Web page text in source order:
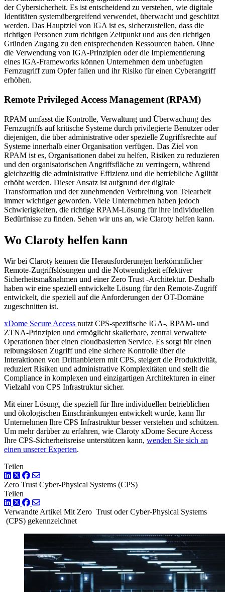
der Cybersicherheit. Es ist entscheidend zu verstehen, wie digitale
Identitäten systemübergreifend verwendet, überwacht und geschützt
werden. Das Hauptziel von IGA ist es, sicherzustellen, dass die
richtigen Personen zum richtigen Zeitpunkt und aus den richtigen
Gründen Zugang zu den entsprechenden Ressourcen haben. Ohne
die Verwendung von IGA-Prinzipien oder die Implementierung
eines IGA-Frameworks können Unternehmen dem unbefugten
Fernzugriff zum Opfer fallen und ihr Risiko für einen Cyberangriff
erhöhen.
Remote Privileged Access Management (RPAM)
RPAM umfasst die Kontrolle, Verwaltung und Überwachung des
Fernzugriffs auf kritische Systeme durch privilegierte Benutzer oder
diejenigen, die über administrative oder spezielle Zugriffsrechte auf
Systeme innerhalb einer Organisation verfügen. Das Ziel von
RPAM ist es, Organisationen dabei zu helfen, Risiken zu reduzieren
und den organisatorischen Angriffsfläche zu verringern, während
gleichzeitig die administrative Effizienz und die betriebliche Agilität
erhöht werden. Dieser Ansatz ist aufgrund der digitale
Transformation und der zunehmenden Verbreitung von Telearbeit
immer wichtiger geworden. Viele Unternehmen haben jedoch
Schwierigkeiten, die richtige RPAM-Lösung für ihre individuellen
Bedürfnisse zu finden. Sehen wir uns an, wie Claroty helfen kann.
Wo Claroty helfen kann
Wir bei Claroty kennen die Herausforderungen herkömmlicher
Remote-Zugriffslösungen und die Notwendigkeit effektiver
Sicherheitsmaßnahmen und einer Zero Trust -Architektur. Deshalb
haben wir eine speziell entwickelte Lösung für den Remote-Zugriff
entwickelt, die speziell auf die Anforderungen der OT-Domäne
zugeschnitten ist.
xDome Secure Access nutzt CPS-spezifische IGA-, RPAM- und
ZTNA-Prinzipien und ermöglicht skalierbare, zentral verwaltete
Operationen über einen cloudbasierten Service. Es sorgt für einen
reibungslosen Zugriff und eine sichere Kontrolle über die
Interaktionen von Drittanbietern mit CPS, steigert die Produktivität,
reduziert Risiken und administrative Komplexitäten und stellt die
Compliance in komplexen und einzigartigen Architekturen in einer
Vielzahl von CPS Infrastruktur sicher.
Mit einer Lösung, die speziell für Ihre individuellen betrieblichen
und ökologischen Einschränkungen entwickelt wurde, kann Ihr
Unternehmen Ihre CPS Infrastruktur besser verstehen und schützen.
Um mehr darüber zu erfahren, wie Claroty xDome Secure Access
Ihre CPS-Sicherheitsreise unterstützen kann, wenden Sie sich an
einen unserer Experten.
Teilen
LinkedIn
TwitterFacebook
Zero TrustCyber-Physical Systems (CPS)
Teilen
LinkedIn
TwitterFacebook
Verwandte Artikel Mit Zero Trust oder Cyber-Physical Systems
(CPS) gekennzeichnet